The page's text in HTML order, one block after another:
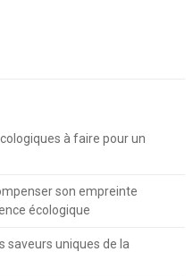
à faire pour un
son empreinte
écologique
saveurs uniques de la